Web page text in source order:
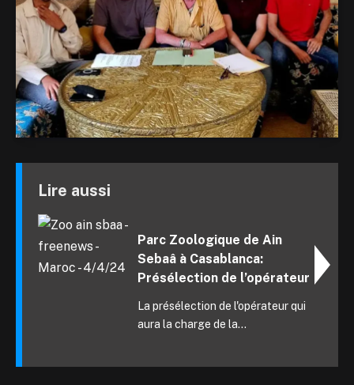
Lire aussi
Parc Zoologique de Ain
Sebaâ à Casablanca:
Présélection de l’opérateur
La présélection de l'opérateur qui
aura la charge de la...